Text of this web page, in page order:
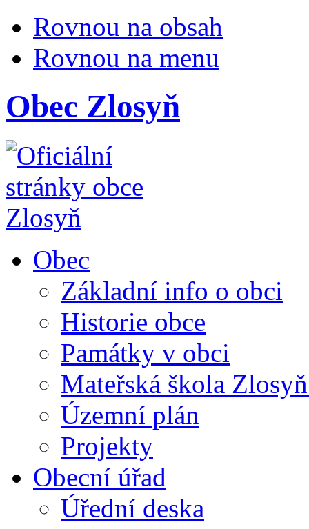
Rovnou na obsah
Rovnou na menu
Obec Zlosyň
Obec
Základní info o obci
Historie obce
Památky v obci
Mateřská škola
Územní plán
Projekty
Obecní úřad
Úřední deska